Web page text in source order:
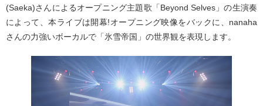
(Saeka)さんによるオープニング主題歌「Beyond Selves」の生演奏
によって、本ライブは開幕!オープニング映像をバックに、nanaha
さんの力強いボーカルで「氷雪帝国」の世界観を表現します。